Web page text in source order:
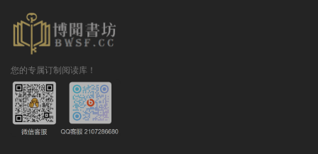
您的专属订制阅读库！